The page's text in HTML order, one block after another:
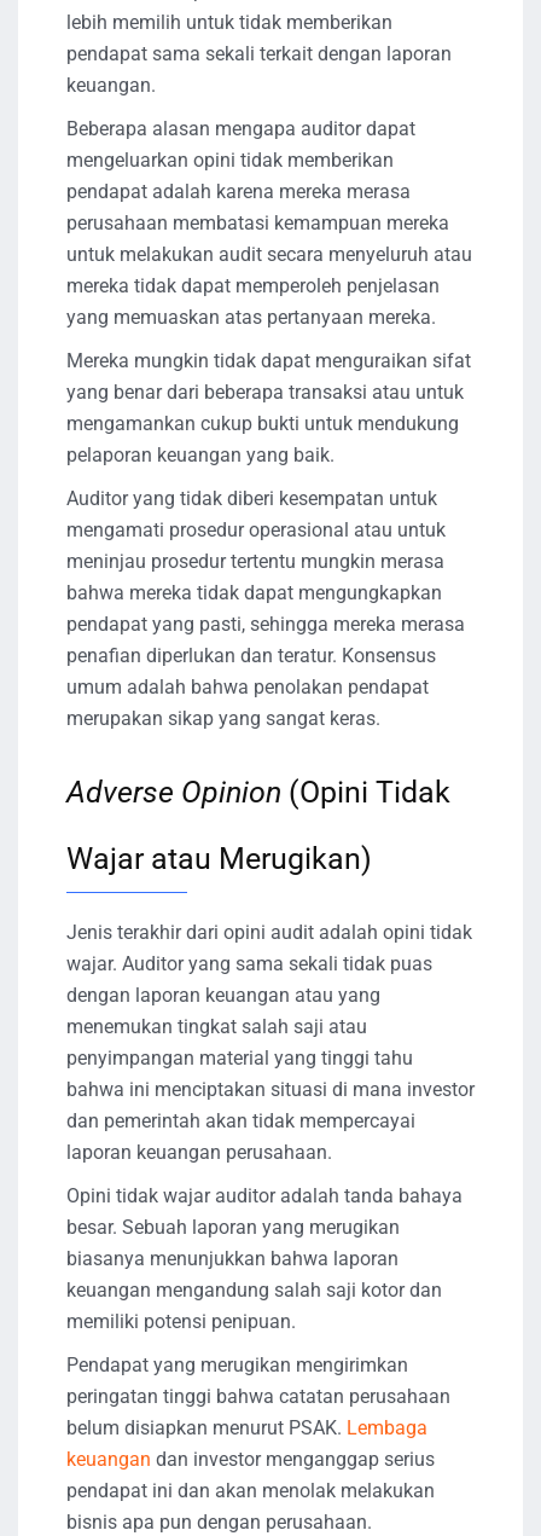
lebih memilih untuk tidak memberikan
pendapat sama sekali terkait dengan laporan
keuangan.
Beberapa alasan mengapa auditor dapat
mengeluarkan opini tidak memberikan
pendapat adalah karena mereka merasa
perusahaan membatasi kemampuan mereka
untuk melakukan audit secara menyeluruh atau
mereka tidak dapat memperoleh penjelasan
yang memuaskan atas pertanyaan mereka.
Mereka mungkin tidak dapat menguraikan sifat
yang benar dari beberapa transaksi atau untuk
mengamankan cukup bukti untuk mendukung
pelaporan keuangan yang baik.
Auditor yang tidak diberi kesempatan untuk
mengamati prosedur operasional atau untuk
meninjau prosedur tertentu mungkin merasa
bahwa mereka tidak dapat mengungkapkan
pendapat yang pasti, sehingga mereka merasa
penafian diperlukan dan teratur. Konsensus
umum adalah bahwa penolakan pendapat
merupakan sikap yang sangat keras.
Adverse Opinion (Opini Tidak
Wajar atau Merugikan)
Jenis terakhir dari opini audit adalah opini tidak
wajar. Auditor yang sama sekali tidak puas
dengan laporan keuangan atau yang
menemukan tingkat salah saji atau
penyimpangan material yang tinggi tahu
bahwa ini menciptakan situasi di mana investor
dan pemerintah akan tidak mempercayai
laporan keuangan perusahaan.
Opini tidak wajar auditor adalah tanda bahaya
besar. Sebuah laporan yang merugikan
biasanya menunjukkan bahwa laporan
keuangan mengandung salah saji kotor dan
memiliki potensi penipuan.
Pendapat yang merugikan mengirimkan
peringatan tinggi bahwa catatan perusahaan
belum disiapkan menurut PSAK. Lembaga
keuangan dan investor menganggap serius
pendapat ini dan akan menolak melakukan
bisnis apa pun dengan perusahaan.